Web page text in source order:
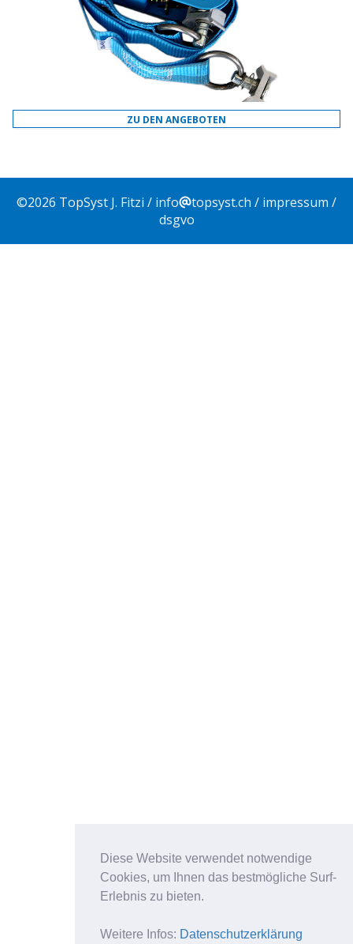
Diese Website verwendet notwendige
Cookies, um Ihnen das bestmögliche Surf-
Erlebnis zu bieten.
Weitere Infos: Datenschutzerklärung
ZU DEN ANGEBOTEN
©2026 TopSyst J. Fitzi / info topsyst.ch / impressum /
dsgvo